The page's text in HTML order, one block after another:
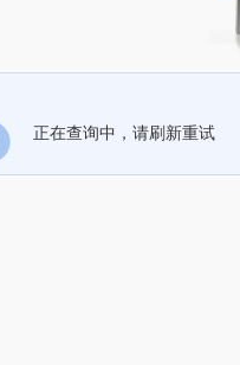
正在查询中，请刷新重试